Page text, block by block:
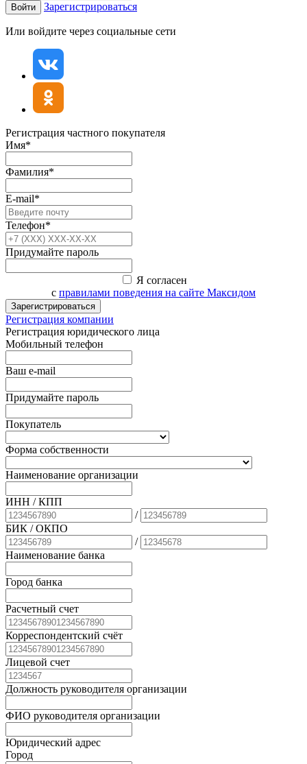
Войти Зарегистрироваться
Или войдите через социальные сети
Регистрация частного покупателя
Имя*
Фамилия*
E-mail*
Телефон*
Придумайте пароль
Я согласен
с правилами поведения на сайте Максидом
Зарегистрироваться
Регистрация компании
Регистрация юридического лица
Мобильный телефон
Ваш e-mail
Придумайте пароль
Покупатель
Форма собственности
Наименование организации
ИНН / КПП
/
БИК / ОКПО
/
Наименование банка
Город банка
Расчетный счет
Корреспондентский счёт
Лицевой счет
Должность руководителя организации
ФИО руководителя организации
Юридический адрес
Город